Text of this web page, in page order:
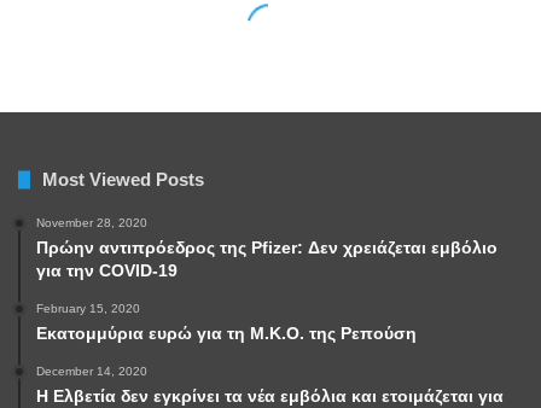
Most Viewed Posts
November 28, 2020
Πρώην αντιπρόεδρος της Pfizer: Δεν χρειάζεται εμβόλιο
για την COVID-19
February 15, 2020
Εκατομμύρια ευρώ για τη Μ.Κ.Ο. της Ρεπούση
December 14, 2020
Η Ελβετία δεν εγκρίνει τα νέα εμβόλια και ετοιμάζεται για